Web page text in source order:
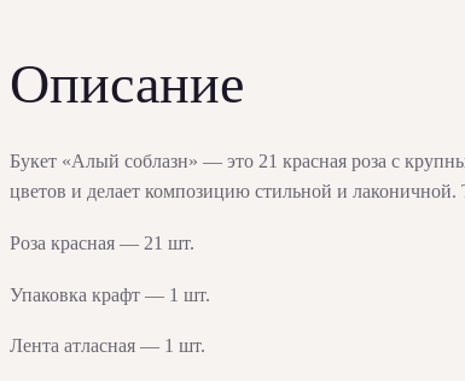
Описание
Букет «Алый соблазн» — это 21 красная роза с
цветов и делает композицию стильной и
Роза красная — 21 шт.
Упаковка крафт — 1 шт.
Лента атласная — 1 шт.